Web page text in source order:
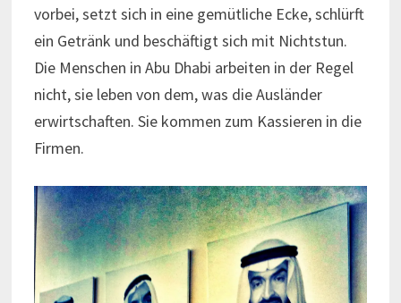
vorbei, setzt sich in eine gemütliche Ecke, schlürft
ein Getränk und beschäftigt sich mit Nichtstun.
Die Menschen in Abu Dhabi arbeiten in der Regel
nicht, sie leben von dem, was die Ausländer
erwirtschaften. Sie kommen zum Kassieren in die
Firmen.